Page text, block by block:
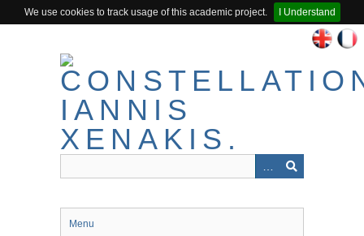
We use cookies to track usage of this academic project.
I Understand
Menu